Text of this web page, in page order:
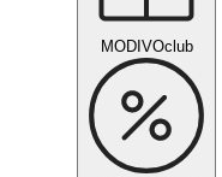
MODIVOclub